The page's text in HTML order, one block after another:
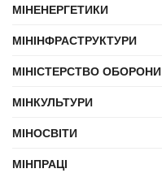
МІНЕНЕРГЕТИКИ
МІНІНФРАСТРУКТУРИ
МІНІСТЕРСТВО ОБОРОНИ
МІНКУЛЬТУРИ
МІНОСВІТИ
МІНПРАЦІ